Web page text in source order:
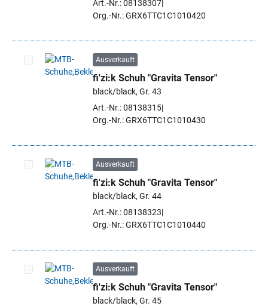
Art.-Nr.: 08138307
Org.-Nr.: GRX6TTC1C1010420
Artikel auswählen
Ausverkauft
fi'zi:k Schuh "Gravita Tensor"
black/black, Gr. 43
Art.-Nr.: 08138315
Org.-Nr.: GRX6TTC1C1010430
Artikel auswählen
Ausverkauft
fi'zi:k Schuh "Gravita Tensor"
black/black, Gr. 44
Art.-Nr.: 08138323
Org.-Nr.: GRX6TTC1C1010440
Artikel auswählen
Ausverkauft
fi'zi:k Schuh "Gravita Tensor"
black/black, Gr. 45